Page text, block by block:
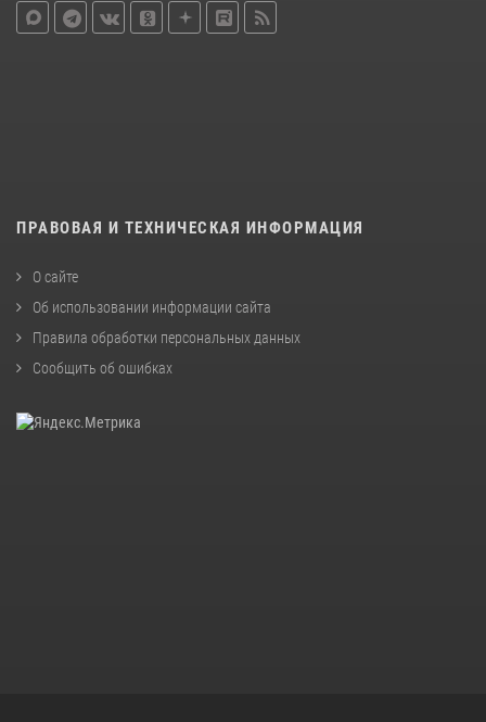
ПРАВОВАЯ И ТЕХНИЧЕСКАЯ ИНФОРМАЦИЯ
О сайте
Об использовании информации сайта
Правила обработки персональных данных
Сообщить об ошибках